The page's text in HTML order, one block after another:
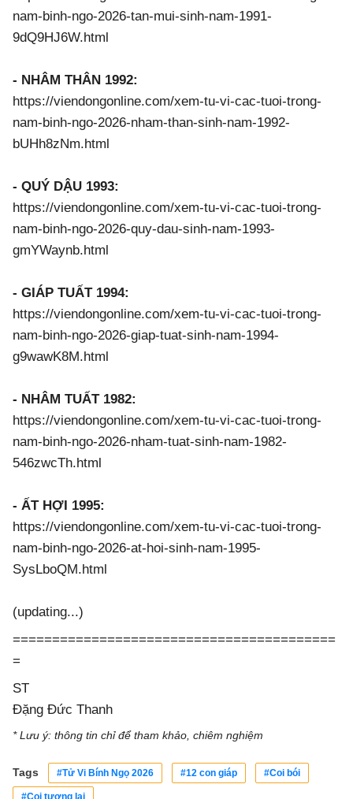
nam-binh-ngo-2026-tan-mui-sinh-nam-1991-
9dQ9HJ6W.html
- NHÂM THÂN 1992:
https://viendongonline.com/xem-tu-vi-cac-tuoi-trong-
nam-binh-ngo-2026-nham-than-sinh-nam-1992-
bUHh8zNm.html
- QUÝ DẬU 1993:
https://viendongonline.com/xem-tu-vi-cac-tuoi-trong-
nam-binh-ngo-2026-quy-dau-sinh-nam-1993-
gmYWaynb.html
- GIÁP TUẤT 1994:
https://viendongonline.com/xem-tu-vi-cac-tuoi-trong-
nam-binh-ngo-2026-giap-tuat-sinh-nam-1994-
g9wawK8M.html
- NHÂM TUẤT 1982:
https://viendongonline.com/xem-tu-vi-cac-tuoi-trong-
nam-binh-ngo-2026-nham-tuat-sinh-nam-1982-
546zwcTh.html
- ẤT HỢI 1995:
https://viendongonline.com/xem-tu-vi-cac-tuoi-trong-
nam-binh-ngo-2026-at-hoi-sinh-nam-1995-
SysLboQM.html
(updating...)
=========================================
=
ST
Đặng Đức Thanh
* Lưu ý: thông tin chỉ để tham khảo, chiêm nghiệm
Tags #Tử Vi Bính Ngọ 2026 #12 con giáp #Coi bói
#Coi tương lai